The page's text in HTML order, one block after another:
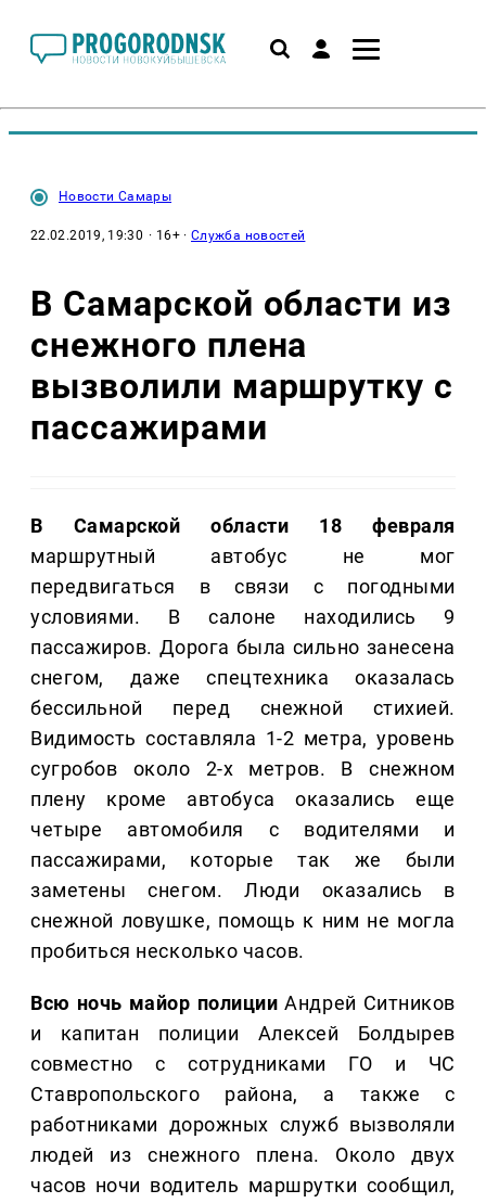
Новости Самары
22.02.2019, 19:30 · 16+ ·Служба новостей
В Самарской области из
снежного плена
вызволили маршрутку с
пассажирами
В Самарской области 18 февраля
маршрутный автобус не мог
передвигаться в связи с погодными
условиями. В салоне находились 9
пассажиров. Дорога была сильно занесена
снегом, даже спецтехника оказалась
бессильной перед снежной стихией.
Видимость составляла 1-2 метра, уровень
сугробов около 2-х метров. В снежном
плену кроме автобуса оказались еще
четыре автомобиля с водителями и
пассажирами, которые так же были
заметены снегом. Люди оказались в
снежной ловушке, помощь к ним не могла
пробиться несколько часов.
Всю ночь майор полиции Андрей Ситников
и капитан полиции Алексей Болдырев
совместно с сотрудниками ГО и ЧС
Ставропольского района, а также с
работниками дорожных служб вызволяли
людей из снежного плена. Около двух
часов ночи водитель маршрутки сообщил,